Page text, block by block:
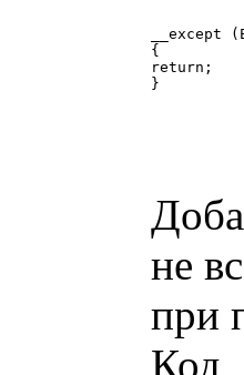
__except
{
return;
}
не
при
Код